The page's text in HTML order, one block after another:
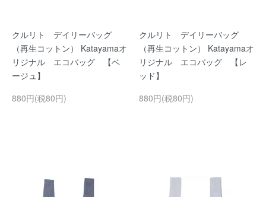
クルリト デイリーバッグ
（再生コットン） Katayamaオ
リジナル エコバッグ 【ベ
ージュ】
880円(税80円)
クルリト デイリーバッグ
（再生コットン） Katayamaオ
リジナル エコバッグ 【レ
ッド】
880円(税80円)